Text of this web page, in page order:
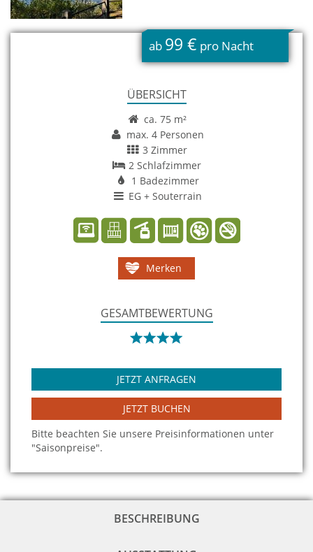
ab 99 € pro Nacht
ÜBERSICHT
ca. 75 m²
max. 4 Personen
3 Zimmer
2 Schlafzimmer
1 Badezimmer
EG + Souterrain
Merken
GESAMTBEWERTUNG
JETZT ANFRAGEN
JETZT BUCHEN
Bitte beachten Sie unsere Preisinformationen unter
"Saisonpreise".
BESCHREIBUNG